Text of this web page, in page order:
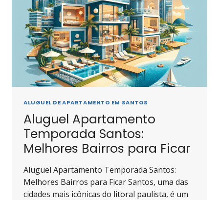
ALUGUEL DE APARTAMENTO EM SANTOS
Aluguel Apartamento
Temporada Santos:
Melhores Bairros para Ficar
Aluguel Apartamento Temporada Santos:
Melhores Bairros para Ficar Santos, uma das
cidades mais icônicas do litoral paulista, é um